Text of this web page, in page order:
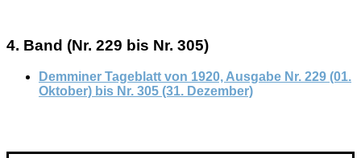
4. Band (Nr. 229 bis Nr. 305)
Demminer Tageblatt von 1920, Ausgabe Nr. 229 (01.
Oktober) bis Nr. 305 (31. Dezember)